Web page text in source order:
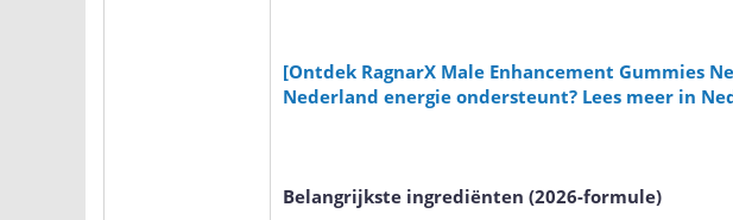
[Ontdek RagnarX Male Enhancement Gummies
Nederland energie ondersteunt? Lees meer in
Belangrijkste ingrediënten (2026-formule)